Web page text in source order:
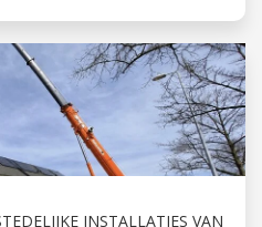
INSTALLATIES VAN